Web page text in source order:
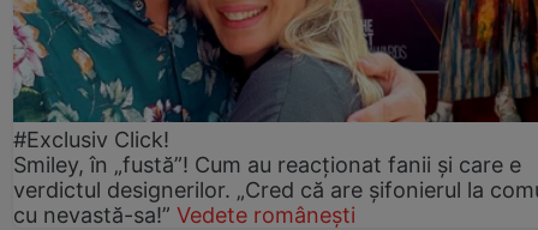
#Exclusiv Click!
Smiley, în „fustă”! Cum au reacționat fanii și care e
verdictul designerilor. „Cred că are șifonierul la
cu nevastă-sa!” Vedete românești